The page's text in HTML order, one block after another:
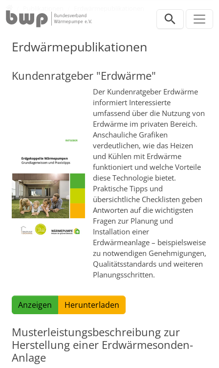
Erdwärmepublikationen
Kundenratgeber "Erdwärme"
Der Kundenratgeber Erdwärme
informiert Interessierte
umfassend über die Nutzung von
Erdwärme im privaten Bereich.
Anschauliche Grafiken
verdeutlichen, wie das Heizen
und Kühlen mit Erdwärme
funktioniert und welche Vorteile
diese Technologie bietet.
Praktische Tipps und
übersichtliche Checklisten geben
Antworten auf die wichtigsten
Fragen zur Planung und
Installation einer
Erdwärmeanlage – beispielsweise
zu notwendigen Genehmigungen,
Qualitätsstandards und weiteren
Planungsschritten.
Anzeigen Herunterladen
Musterleistungsbeschreibung zur
Herstellung einer Erdwärmesonden-
Anlage